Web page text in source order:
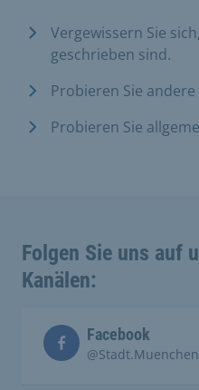
Vergewissern Sie
geschrieben sind.
Probieren Sie
Probieren Sie
Folgen Sie uns auf
Kanälen:
Facebook
@Stadt.Muenchen